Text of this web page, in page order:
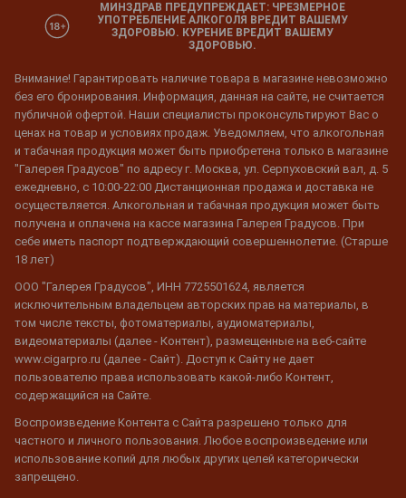
МИНЗДРАВ ПРЕДУПРЕЖДАЕТ: ЧРЕЗМЕРНОЕ
УПОТРЕБЛЕНИЕ АЛКОГОЛЯ ВРЕДИТ ВАШЕМУ
ЗДОРОВЬЮ. КУРЕНИЕ ВРЕДИТ ВАШЕМУ
ЗДОРОВЬЮ.
Внимание! Гарантировать наличие товара в магазине невозможно
без его бронирования. Информация, данная на сайте, не считается
публичной офертой. Наши специалисты проконсультируют Вас о
ценах на товар и условиях продаж. Уведомляем, что алкогольная
и табачная продукция может быть приобретена только в магазине
"Галерея Градусов" по адресу г. Москва, ул. Серпуховский вал, д. 5
ежедневно, с 10:00-22:00 Дистанционная продажа и доставка не
осуществляется. Алкогольная и табачная продукция может быть
получена и оплачена на кассе магазина Галерея Градусов. При
себе иметь паспорт подтверждающий совершеннолетие. (Старше
18 лет)
ООО "Галерея Градусов", ИНН 7725501624, является
исключительным владельцем авторских прав на материалы, в
том числе тексты, фотоматериалы, аудиоматериалы,
видеоматериалы (далее - Контент), размещенные на веб-сайте
www.cigarpro.ru (далее - Сайт). Доступ к Сайту не дает
пользователю права использовать какой-либо Контент,
содержащийся на Сайте.
Воспроизведение Контента с Сайта разрешено только для
частного и личного пользования. Любое воспроизведение или
использование копий для любых других целей категорически
запрещено.